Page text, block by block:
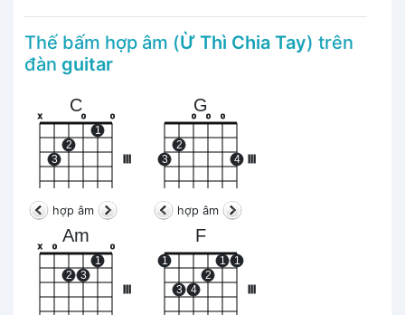
Thế bấm hợp âm (Ừ Thì Chia Tay) trên
đàn guitar
C
x
3
2
o
1
o
hợp âm
G
3
2
o o o
4
hợp âm
Am
III
x o
2 3
1
o
F
1
3 4
2
1 1